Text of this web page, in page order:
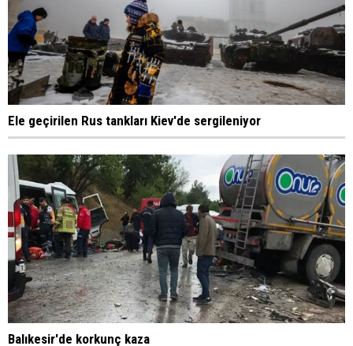
Ele geçirilen Rus tankları Kiev'de sergileniyor
Balıkesir'de korkunç kaza